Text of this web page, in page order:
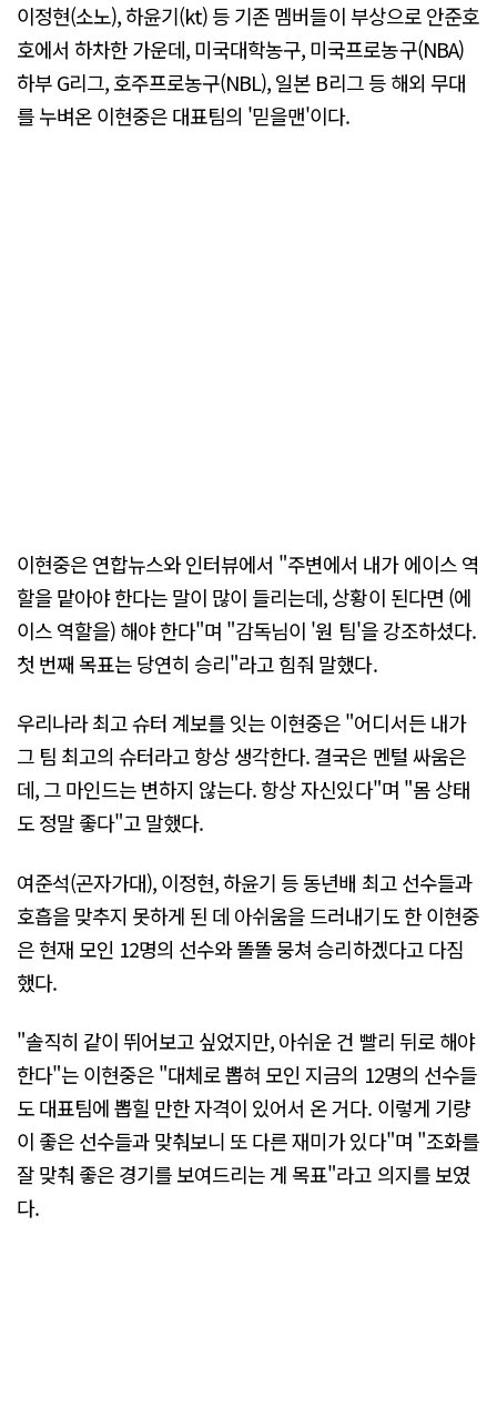
이정현(소노), 하윤기(kt) 등 기존 멤버들이 부상으로 안준호
호에서 하차한 가운데, 미국대학농구, 미국프로농구(NBA)
하부 G리그, 호주프로농구(NBL), 일본 B리그 등 해외 무대
를 누벼온 이현중은 대표팀의 '믿을맨'이다.
이현중은 연합뉴스와 인터뷰에서 "주변에서 내가 에이스 역
할을 맡아야 한다는 말이 많이 들리는데, 상황이 된다면 (에
이스 역할을) 해야 한다"며 "감독님이 '원 팀'을 강조하셨다.
첫 번째 목표는 당연히 승리"라고 힘줘 말했다.
우리나라 최고 슈터 계보를 잇는 이현중은 "어디서든 내가
그 팀 최고의 슈터라고 항상 생각한다. 결국은 멘털 싸움은
데, 그 마인드는 변하지 않는다. 항상 자신있다"며 "몸 상태
도 정말 좋다"고 말했다.
여준석(곤자가대), 이정현, 하윤기 등 동년배 최고 선수들과
호흡을 맞추지 못하게 된 데 아쉬움을 드러내기도 한 이현중
은 현재 모인 12명의 선수와 똘똘 뭉쳐 승리하겠다고 다짐
했다.
"솔직히 같이 뛰어보고 싶었지만, 아쉬운 건 빨리 뒤로 해야
한다"는 이현중은 "대체로 뽑혀 모인 지금의 12명의 선수들
도 대표팀에 뽑힐 만한 자격이 있어서 온 거다. 이렇게 기량
이 좋은 선수들과 맞춰보니 또 다른 재미가 있다"며 "조화를
잘 맞춰 좋은 경기를 보여드리는 게 목표"라고 의지를 보였
다.